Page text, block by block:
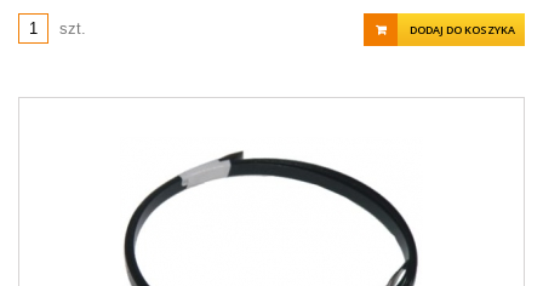
szt. DODAJ DO KOSZYKA